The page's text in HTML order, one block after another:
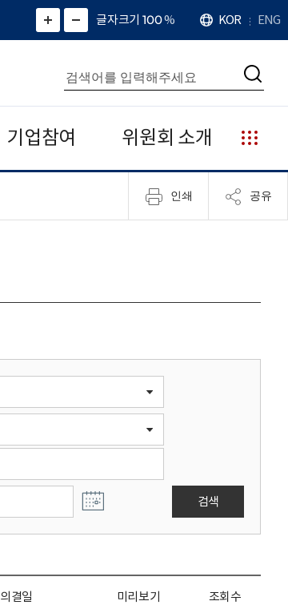
화
면
면
소
확
대
치
글자크기 100%
언
어
KOR ENG
통
합
검
색
검
기업참여 위원회 소개
누
리
집
안
인쇄 공유
검색
의결일 미리보기 조회수